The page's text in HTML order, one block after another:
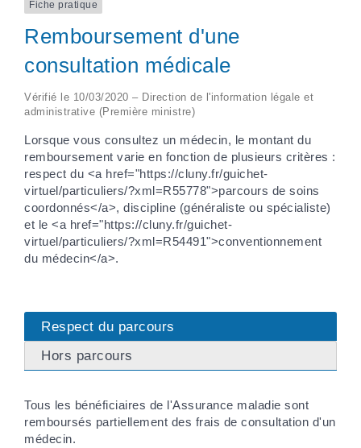
Fiche pratique
Remboursement d'une
consultation médicale
Vérifié le 10/03/2020 – Direction de l'information légale et
administrative (Première ministre)
Lorsque vous consultez un médecin, le montant du
remboursement varie en fonction de plusieurs critères :
respect du <a href="https://cluny.fr/guichet-
virtuel/particuliers/?xml=R55778">parcours de soins
coordonnés</a>, discipline (généraliste ou spécialiste)
et le <a href="https://cluny.fr/guichet-
virtuel/particuliers/?xml=R54491">conventionnement
du médecin</a>.
Respect du parcours
Hors parcours
Tous les bénéficiaires de l'Assurance maladie sont
remboursés partiellement des frais de consultation d'un
médecin.